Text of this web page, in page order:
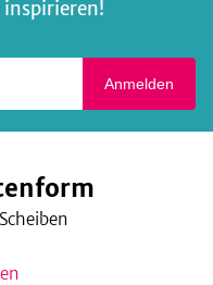
Anmelden
Scheiben